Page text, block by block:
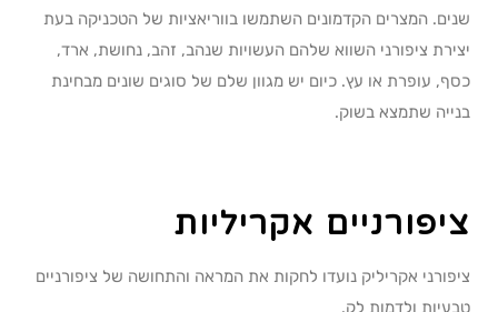
שנים. המצרים הקדמונים השתמשו בווריאציות של הטכניקה בעת
יצירת ציפורני השווא שלהם העשויות שנהב, זהב, נחושת, ארד,
כסף, עופרת או עץ. כיום יש מגוון שלם של סוגים שונים מבחינת
בנייה שתמצא בשוק.
ציפורניים אקריליות
ציפורני אקריליק נועדו לחקות את המראה והתחושה של ציפורניים
טבעיות ולדמות לק.